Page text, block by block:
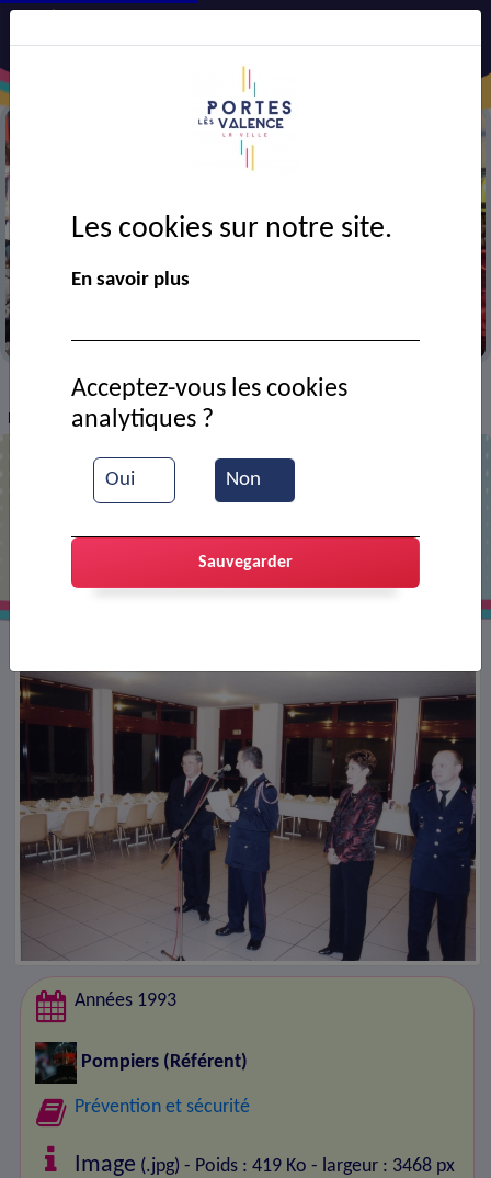
> VIE MUNICIPALE > Ressources documentaires
Noël des pompiers
Années 1993
Pompiers (Référent)
Prévention et sécurité
Image (.jpg) - Poids : 419 Ko - largeur : 3468 px
Les cookies sur notre site.
En savoir plus
Oui Non
Acceptez-vous les cookies
analytiques ?
Sauvegarder